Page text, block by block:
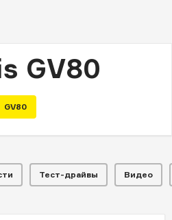
GV80
GV80
Тест-драйвы Видео